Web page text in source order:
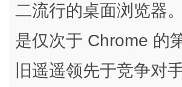
二流行的桌面浏览器
是仅次于 Chrome 的
旧遥遥领先于竞争对